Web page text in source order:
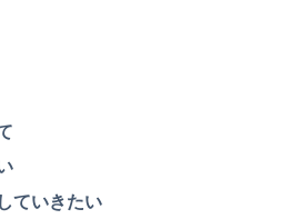
ていきたい